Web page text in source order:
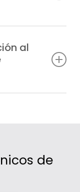
de
al
de